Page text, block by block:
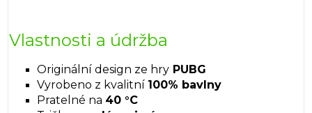
Vlastnosti a údržba
Originální design ze hry PUBG
Vyrobeno z kvalitní 100% bavlny
Pratelné na 40 °C